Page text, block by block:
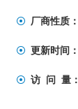
测仪器。
厂商性质：
更新时间：
访 问 量：